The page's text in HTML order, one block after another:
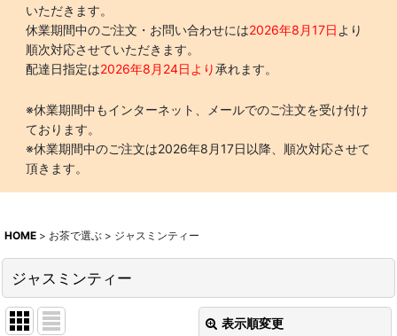
いただきます。
休業期間中のご注文・お問い合わせには2026年8月17日 より
順次対応させていただきます。
配達日指定は2026年8月24日より承れます。
※休業期間中もインターネット、メールでのご注文を受け付け
ております。
※休業期間中のご注文は2026年8月17日以降、順次対応させて
頂きます。
HOME > お茶で選ぶ > ジャスミンティー
ジャスミンティー
表示順変更